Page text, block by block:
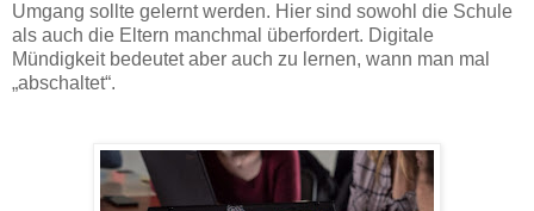
Umgang sollte gelernt werden. Hier sind sowohl die Schule
als auch die Eltern manchmal überfordert. Digitale
Mündigkeit bedeutet aber auch zu lernen, wann man mal
„abschaltet“.